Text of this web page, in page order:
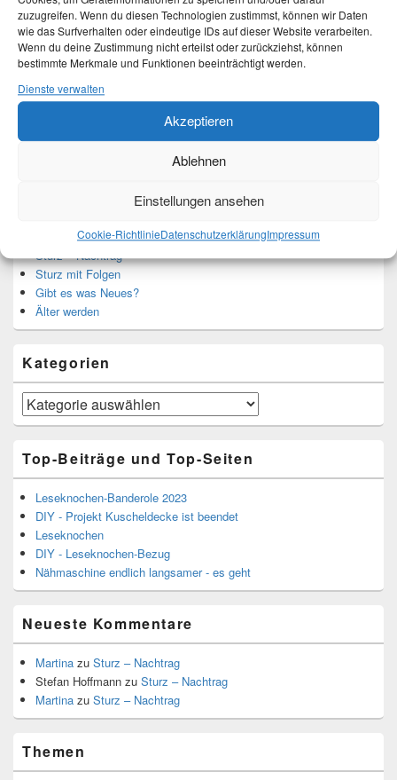
zuzugreifen. Wenn du diesen Technologien zustimmst, können wir Daten
wie das Surfverhalten oder eindeutige IDs auf dieser Website verarbeiten.
Wenn du deine Zustimmung nicht erteilst oder zurückziehst, können
bestimmte Merkmale und Funktionen beeinträchtigt werden.
Dienste verwalten
Akzeptieren
Ablehnen
Einstellungen ansehen
Cookie-RichtlinieDatenschutzerklärungImpressum
Ich bin Martina und Autorin dieses Blogs.
Mehr Infos unter About me.
Translate:
Neueste Beiträge
Hochzeitstage und ihre Bedeutung
Sturz – Nachtrag
Sturz mit Folgen
Gibt es was Neues?
Älter werden
Kategorien
Kategorien
Top-Beiträge und Top-Seiten
Leseknochen-Banderole 2023
DIY - Projekt Kuscheldecke ist beendet
Leseknochen
DIY - Leseknochen-Bezug
Nähmaschine endlich langsamer - es geht
Neueste Kommentare
Martina zu Sturz – Nachtrag
Stefan Hoffmann zu Sturz – Nachtrag
Martina zu Sturz – Nachtrag
Themen